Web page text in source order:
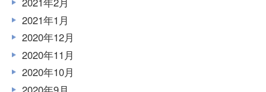
2021年1月
2020年12月
2020年11月
2020年10月